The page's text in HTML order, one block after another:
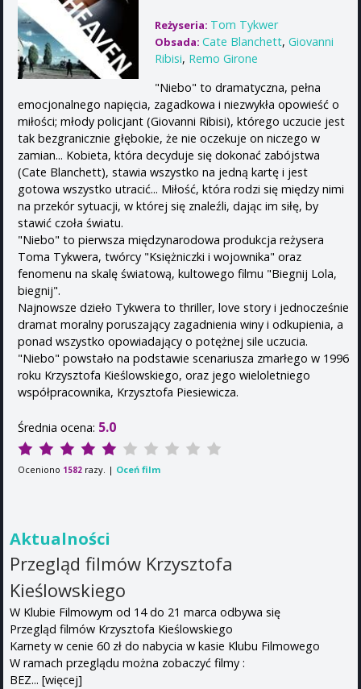
Reżyseria: Tom Tykwer
Obsada: Cate Blanchett, Giovanni
Ribisi, Remo Girone
"Niebo" to dramatyczna, pełna
emocjonalnego napięcia, zagadkowa i niezwykła opowieść o
miłości; młody policjant (Giovanni Ribisi), którego uczucie jest
tak bezgranicznie głębokie, że nie oczekuje on niczego w
zamian... Kobieta, która decyduje się dokonać zabójstwa
(Cate Blanchett), stawia wszystko na jedną kartę i jest
gotowa wszystko utracić... Miłość, która rodzi się między nimi
na przekór sytuacji, w której się znaleźli, dając im siłę, by
stawić czoła światu.
"Niebo" to pierwsza międzynarodowa produkcja reżysera
Toma Tykwera, twórcy "Księżniczki i wojownika" oraz
fenomenu na skalę światową, kultowego filmu "Biegnij Lola,
biegnij".
Najnowsze dzieło Tykwera to thriller, love story i jednocześnie
dramat moralny poruszający zagadnienia winy i odkupienia, a
ponad wszystko opowiadający o potężnej sile uczucia.
"Niebo" powstało na podstawie scenariusza zmarłego w 1996
roku Krzysztofa Kieślowskiego, oraz jego wieloletniego
współpracownika, Krzysztofa Piesiewicza.
Średnia ocena: 5.0
Oceniono 1582 razy. | Oceń film
Aktualności
Przegląd filmów Krzysztofa
Kieślowskiego
W Klubie Filmowym od 14 do 21 marca odbywa się
Przegląd filmów Krzysztofa Kieślowskiego
Karnety w cenie 60 zł do nabycia w kasie Klubu Filmowego
W ramach przeglądu można zobaczyć filmy :
BEZ... [więcej]